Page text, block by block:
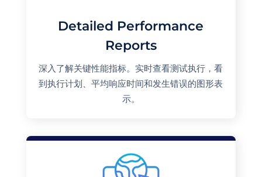
Detailed Performance
Reports
深入了解关键性能指标。实时查看测试执行，看
到执行计划、平均响应时间和发生错误的图形表
示。